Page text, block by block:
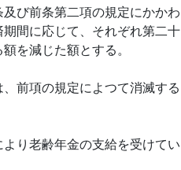
び前条第二項の規定にかかわ
間に応じて、それぞれ第二十
を減じた額とする。
前項の規定によつて消滅する
り老齢年金の支給を受けてい